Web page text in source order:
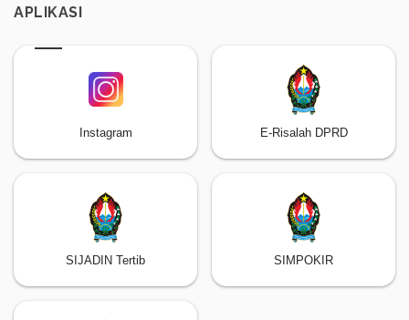
APLIKASI
Instagram E-Risalah DPRD
SIJADIN Tertib SIMPOKIR